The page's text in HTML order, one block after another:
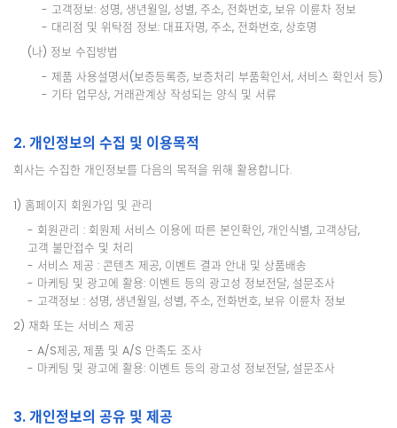
- 고객정보: 성명, 생년월일, 성별, 주소, 전화번호, 보유 이륜차 정보
- 대리점 및 위탁점 정보: 대표자명, 주소, 전화번호, 상호명
(나) 정보 수집방법
- 제품 사용설명서(보증등록증, 보증처리 부품확인서, 서비스 확인서 등)
- 기타 업무상, 거래관계상 작성되는 양식 및 서류
2. 개인정보의 수집 및 이용목적
회사는 수집한 개인정보를 다음의 목적을 위해 활용합니다.
1) 홈페이지 회원가입 및 관리
- 회원관리 : 회원제 서비스 이용에 따른 본인확인, 개인식별, 고객상담,
고객 불만접수 및 처리
- 서비스 제공 : 콘텐츠 제공, 이벤트 결과 안내 및 상품배송
- 마케팅 및 광고에 활용: 이벤트 등의 광고성 정보전달, 설문조사
- 고객정보 : 성명, 생년월일, 성별, 주소, 전화번호, 보유 이륜차 정보
2) 재화 또는 서비스 제공
- A/S제공, 제품 및 A/S 만족도 조사
- 마케팅 및 광고에 활용: 이벤트 등의 광고성 정보전달, 설문조사
3. 개인정보의 공유 및 제공